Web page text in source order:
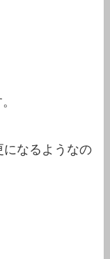
になるようなの